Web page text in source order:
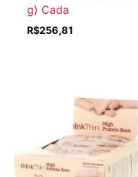
g) Cada
R$256,81